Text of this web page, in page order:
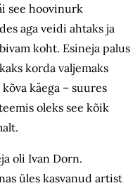
see hoovinurk
aga veidi ahtaks ja
koht. Esineja palus
korda valjemaks
käega – suures
oleks see kõik
oli Ivan Dorn.
üles kasvanud artist